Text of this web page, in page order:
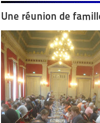
Une réunion de